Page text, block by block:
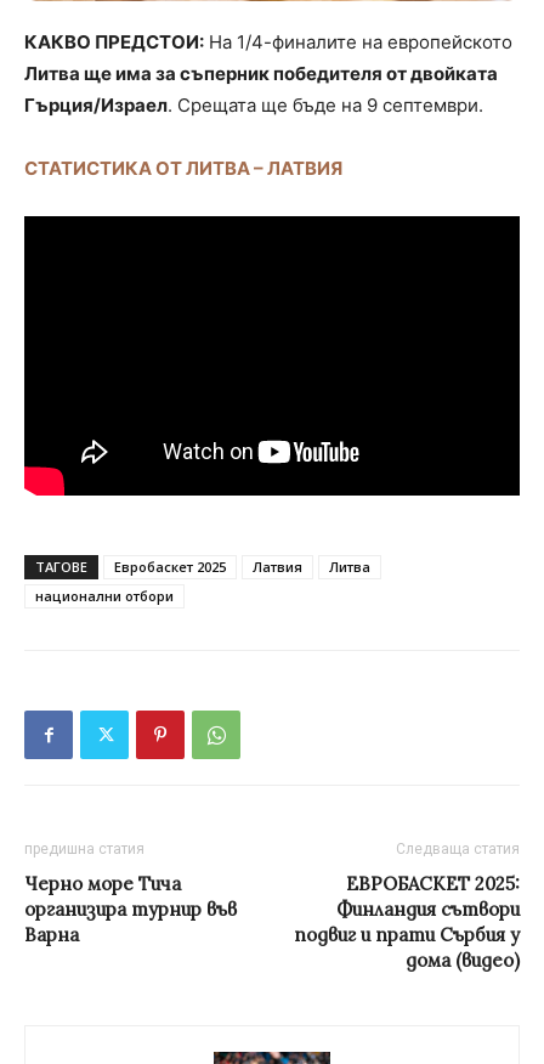
КАКВО ПРЕДСТОИ: На 1/4-финалите на европейското
Литва ще има за съперник победителя от двойката
Гърция/Израел. Срещата ще бъде на 9 септември.
СТАТИСТИКА ОТ ЛИТВА – ЛАТВИЯ
ТАГОВЕ Евробаскет 2025 Латвия
Литва
национални отбори
предишна статия
Черно море Тича
организира турнир във
Варна
Следваща статия
ЕВРОБАСКЕТ 2025:
Финландия сътвори
подвиг и прати Сърбия у
дома (видео)